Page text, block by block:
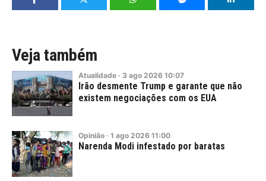
Veja também
Atualidade · 3 ago 2026 10:07
Irão desmente Trump e garante que não
existem negociações com os EUA
Opinião · 1 ago 2026 11:00
Narenda Modi infestado por baratas